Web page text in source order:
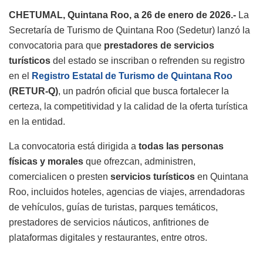
CHETUMAL, Quintana Roo, a 26 de enero de 2026.- La
Secretaría de Turismo de Quintana Roo (Sedetur) lanzó la
convocatoria para que prestadores de servicios
turísticos del estado se inscriban o refrenden su registro
en el
Registro Estatal de Turismo de Quintana Roo
(RETUR-Q), un padrón oficial que busca fortalecer la
certeza, la competitividad y la calidad de la oferta turística
en la entidad.
La convocatoria está dirigida a todas las personas
físicas y morales que ofrezcan, administren,
comercialicen o presten servicios turísticos en Quintana
Roo, incluidos hoteles, agencias de viajes, arrendadoras
de vehículos, guías de turistas, parques temáticos,
prestadores de servicios náuticos, anfitriones de
plataformas digitales y restaurantes, entre otros.